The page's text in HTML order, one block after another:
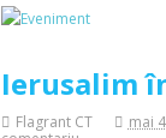
Ierusalim
Flagrant CT mai